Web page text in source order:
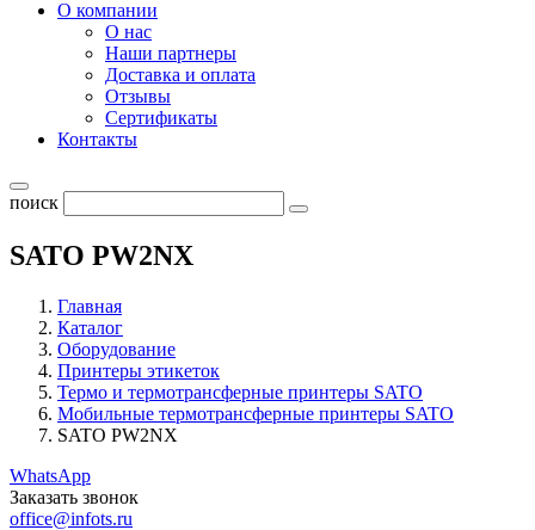
О компании
О нас
Наши партнеры
Доставка и оплата
Отзывы
Сертификаты
Контакты
поиск
SATO PW2NX
Главная
Каталог
Оборудование
Принтеры этикеток
Термо и термотрансферные принтеры SATO
Мобильные термотрансферные принтеры SATO
SATO PW2NX
WhatsApp
Заказать звонок
office@infots.ru